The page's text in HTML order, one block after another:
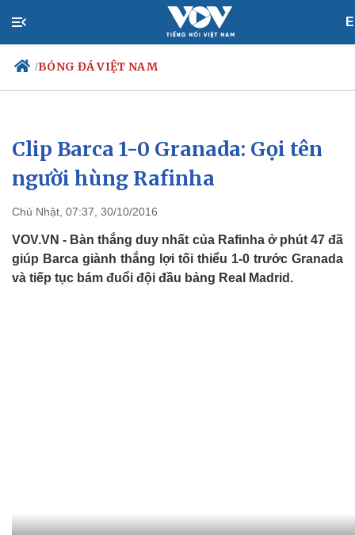
/BÓNG ĐÁ VIỆT NAM
Chính trị
Tổ chức nhân sự
Nhận diện sự thật
Xã hội
Việc làm
Biển đảo
Clip Barca 1-0 Granada: Gọi tên
người hùng Rafinha
Chủ Nhật, 07:37, 30/10/2016
VOV.VN - Bàn thắng duy nhất của Rafinha ở phút 47 đã
giúp Barca giành thắng lợi tối thiểu 1-0 trước Granada
và tiếp tục bám đuổi đội đầu bảng Real Madrid.